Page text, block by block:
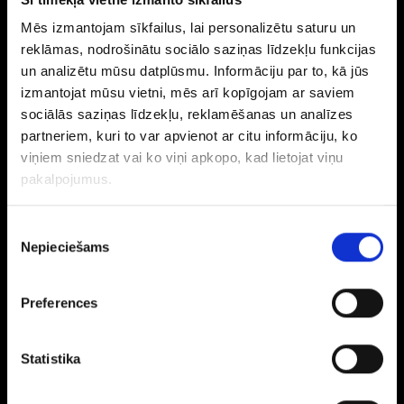
Mēs izmantojam sīkfailus, lai personalizētu saturu un
reklāmas, nodrošinātu sociālo saziņas līdzekļu funkcijas
un analizētu mūsu datplūsmu. Informāciju par to, kā jūs
izmantojat mūsu vietni, mēs arī kopīgojam ar saviem
sociālās saziņas līdzekļu, reklamēšanas un analīzes
partneriem, kuri to var apvienot ar citu informāciju, ko
viņiem sniedzat vai ko viņi apkopo, kad lietojat viņu
pakalpojumus.
izvēle
Nepieciešams
Preferences
Statistika
Gredzeni
Laulības gredzeni
Ķēdītes
Kuloni
Aksesuāri
Monētas
Jauni juvelierizstrādājumi
Izstrādājumi ar dārgakmeņiem
Sudrabs
Auskari
Kuloni
Galda piederumi